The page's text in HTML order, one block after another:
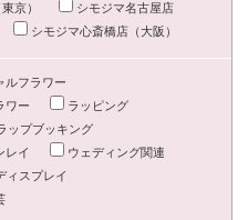
京）
シモジマ名古屋店
シモジマ心斎橋店（大阪）
ルフラワー
ワー
ラッピング
ップブッキング
レイ
ウェディング関連
ィスプレイ